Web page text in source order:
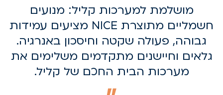
מושלמת למערכות קליל: מנועים
חשמליים מתוצרת NICE מציעים עמידות
גבוהה, פעולה שקטה וחיסכון באנרגיה.
גלאים וחיישנים מתקדמים משלימים את
מערכות הבית החכם של קליל.